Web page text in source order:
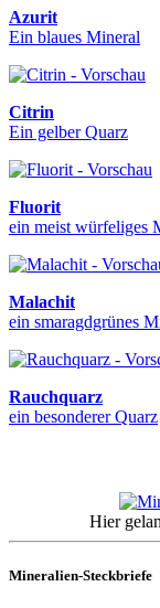
Azurit
Ein blaues Mineral
Citrin
Ein gelber Quarz
Fluorit
ein meist würfeliges
Malachit
ein smaragdgrünes
Rauchquarz
ein besonderer Quarz
Hier
Mineralien-Steckbriefe